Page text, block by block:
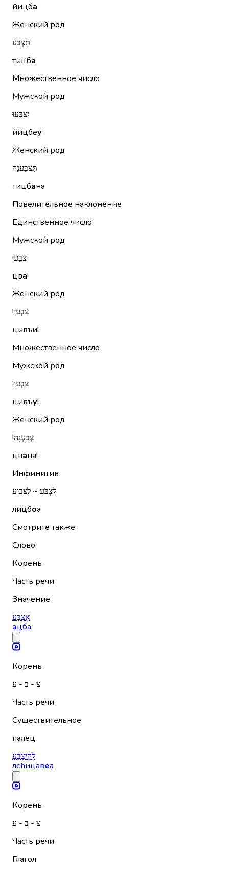
йицба
Женский род
תִּצְבַּע
тицба
Множественное число
Мужской род
יִצְבְּעוּ
йицбеу
Женский род
תִּצְבַּעְנָה
тицбана
Повелительное наклонение
Единственное число
Мужской род
צְבַע!‏
цва!
Женский род
צִבְעִי!‏
цивъи!
Множественное число
Мужской род
צִבְעוּ!‏
цивъу!
Женский род
צְבַעְנָה!‏
цвана!
Инфинитив
לִצְבֹּעַ ~ לצבוע
лицбоа
Смотрите также
Слово
Корень
Часть речи
Значение
אֶצְבַּע
эцба
Корень
צ - ב - ע
Часть речи
Существительное
палец
לְהִיצָּבֵעַ
леhицавеа
Корень
צ - ב - ע
Часть речи
Глагол